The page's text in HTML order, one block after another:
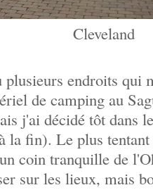
Cleveland
endroits qui
de camping au
j'ai décidé tôt dans
la fin). Le plus
coin tranquille de
sur les lieux, mais